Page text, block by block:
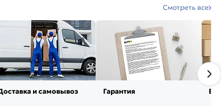
Смотреть все
и самовывоз Гарантия